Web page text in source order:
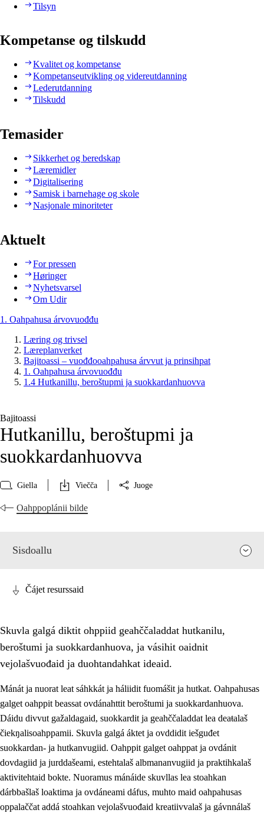
Tilsyn
Kompetanse og tilskudd
Kvalitet og kompetanse
Kompetanseutvikling og videreutdanning
Lederutdanning
Tilskudd
Temasider
Sikkerhet og beredskap
Læremidler
Digitalisering
Samisk i barnehage og skole
Nasjonale minoriteter
Aktuelt
For pressen
Høringer
Nyhetsvarsel
Om Udir
1. Oahpahusa árvovuođđu
Læring og trivsel
Læreplanverket
Bajitoassi – vuođđooahpahusa árvvut ja prinsihpat
1. Oahpahusa árvovuođđu
1.4 Hutkanillu, beroštupmi ja suokkardanhuovva
Bajitoassi
Hutkanillu, beroštupmi ja
suokkardanhuovva
Giella Viečča Juoge
Oahppoplánii bilde
Sisdoallu
1. Oahpahusa árvovuođđu
1.1 Olmmošárvu
1.2 Identitehta ja kultuvrralaš girjáivuohta
1.3 Kritihkalaš jurddašeapmi ja ehtalaš diđolašvuohta
1.4 Hutkanillu, beroštupmi ja suokkardanhuovva
Čájet resurssaid
Skuvla galgá diktit ohppiid geahččaladdat hutkanilu,
beroštumi ja suokkardanhuova, ja vásihit oaidnit
vejolašvuođaid ja duohtandahkat ideaid.
Mánát ja nuorat leat sáhkkát ja háliidit fuomášit ja hutkat. Oahpahusas
galget oahppit beassat ovdánahttit beroštumi ja suokkardanhuova.
Dáidu divvut gažaldagaid, suokkardit ja geahččaladdat lea deaŧalaš
čiekŋalisoahppamii. Skuvla galgá áktet ja ovddidit iešguđet
suokkardan- ja hutkanvugiid. Oahppit galget oahppat ja ovdánit
dovdagiid ja jurddašeami, estehtalaš albmananvugiid ja praktihkalaš
aktivitehtaid bokte. Nuoramus mánáide skuvllas lea stoahkan
dárbbašlaš loaktima ja ovdáneami dáfus, muhto maid oahpahusas
oppalaččat addá stoahkan vejolašvuođaid kreatiivvalaš ja gávnnálaš